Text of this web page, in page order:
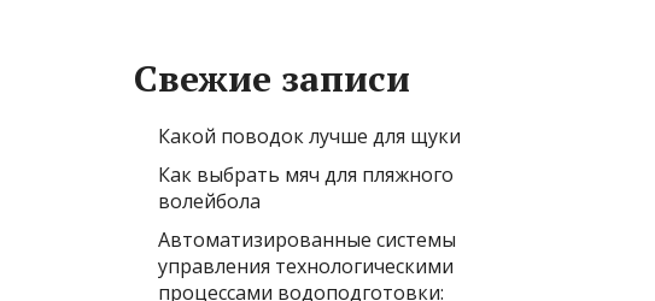
Свежие записи
Какой поводок лучше для щуки
Как выбрать мяч для пляжного
волейбола
Автоматизированные системы
управления технологическими
процессами водоподготовки: